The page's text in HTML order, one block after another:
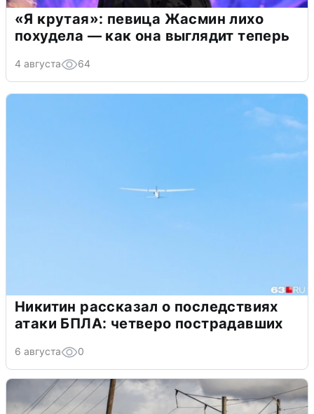
«Я крутая»: певица Жасмин лихо
похудела — как она выглядит теперь
4 августа 64
Никитин рассказал о последствиях
атаки БПЛА: четверо пострадавших
6 августа 0